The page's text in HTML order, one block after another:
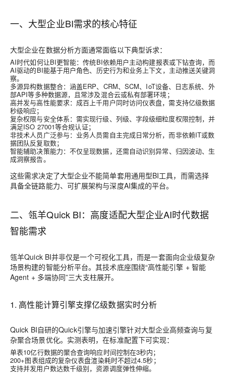
一、大型企业BI需求的核心特征
大型企业在数据分析方面通常面临以下典型诉求：
AI时代如何让BI更智能：传统BI依赖用户主动构建报表或下钻查询，而
AI驱动的BI能基于用户角色、历史行为和业务上下文， 主动推送关键洞
察。
多源异构数据整合：涵盖ERP、CRM、SCM、IoT设备、日志系统、外
部API等多种数据源，且常涉及混合云或私有部署环境；
高并发与高性能要求：成百上千用户同时访问仪表盘，需支持亿级数据
秒级响应；
复杂权限与安全体系：需实现行级、列级、字段级细粒度权限控制，并
满足ISO 27001等合规认证；
非技术人员广泛参与：业务人员需自主完成日常分析，而非依赖IT或数
据团队反复取数；
智能辅助决策能力：不仅呈现数据，还需自动识别异常、归因波动、生
成洞察报告。
这些需求决定了大型企业不能简单套用通用型BI工具，而需选择
具备全链路能力、可扩展架构与深度AI集成的平台。
二、瓴羊Quick BI：高度适配大型企业AI时代数据
智能需求
瓴羊Quick BI并非仅是一个可视化工具，而是一套面向企业级复杂
场景构建的智能分析平台。其技术底座围绕“高性能引擎 + 智能
Agent + 多端协同”三大支柱展开。
1. 高性能计算引擎支撑亿级数据实时分析
Quick BI自研的Quick引擎与加速引擎针对大型企业高频查询与复
杂聚合场景优化。实测表明，在标准配置下可实现：
单表10亿行数据的聚合查询响应时间控制在3秒内；
200+图表组成的复杂仪表盘渲染耗时不超过4.5秒；
支持并发用户数达数千级别，资源调度弹性伸缩。